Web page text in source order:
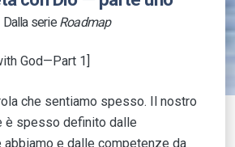
Dalla serie Roadmap
God—Part 1]
che sentiamo spesso. Il nostro
è spesso definito dalle
abbiamo e dalle competenze da